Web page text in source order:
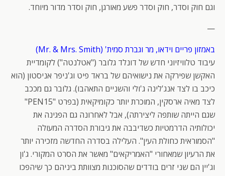
וגם חוק וסדר, חוק וסדר פשע מאורגן, חוק וסדר מדור מיוחד.
—
באמזון פריים וידאו, מר וגברת סמית' (Mr. & Mrs. Smith)
עיבוד טלוויזיוני חדש של דונלד גלובר ("אטלנטה") לקומדיית
האקשן שפירקה את נישואיהם של בראד פיט וג'ניפר אניסטון (הוא
כיכב בו לצד אנג'לינה ג'ולי והשניים התאהבו). גלובר גם מככב
לצד מאיה ארסקין, המוכרת יותר כקומיקאית (בפרט "PEN15"
שגם הייתה שותפה ליצירתה), אבל לאחרונה גם הפגינה את
יכולותיה הדרמטיות כשדיבבה את גיבורת הסדרה המעולה
"הסמוראית כחולת העין". העלילה בסדרה החדשה מזכירה יותר
את הרעיון שמאחורי "האמריקאים" מאשר את הסרט המקורי. ג'ון
וג'יין הם שני זרים בודדים שהסוכנות מצוותת ביניהם כך שיהפכו